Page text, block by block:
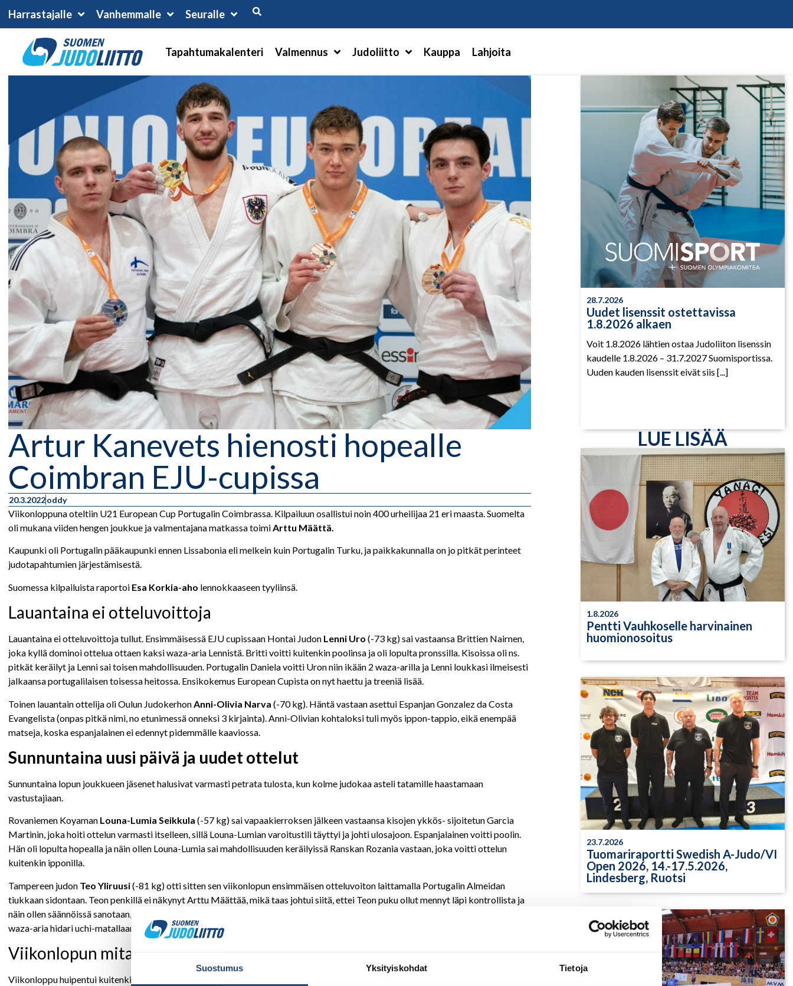
Suostumus Yksityiskohdat Tietoja
Harrastajalle Vanhemmalle Seuralle
Tapahtumakalenteri Valmennus Judoliitto Kauppa Lahjoita
Artur Kanevets hienosti hopealle
Coimbran EJU-cupissa
20.3.2022oddy
Viikonloppuna oteltiin U21 European Cup Portugalin Coimbrassa. Kilpailuun osallistui noin 400 urheilijaa 21 eri maasta. Suomelta
oli mukana viiden hengen joukkue ja valmentajana matkassa toimiArttu Määttä.
Kaupunki oli Portugalin pääkaupunki ennen Lissabonia eli melkein kuin Portugalin Turku, ja paikkakunnalla on jo pitkät perinteet
judotapahtumien järjestämisestä.
Suomessa kilpailuista raportoi Esa Korkia-aho lennokkaaseen tyyliinsä.
Lauantaina ei otteluvoittoja
Lauantaina ei otteluvoittoja tullut. Ensimmäisessä EJU cupissaan Hontai Judon Lenni Uro (-73 kg) sai vastaansa Brittien Nairnen,
joka kyllä dominoi ottelua ottaen kaksi waza-aria Lennistä. Britti voitti kuitenkin poolinsa ja oli lopulta pronssilla. Kisoissa oli ns.
pitkät keräilyt ja Lenni sai toisen mahdollisuuden. Portugalin Daniela voitti Uron niin ikään 2 waza-arilla ja Lenni loukkasi ilmeisesti
jalkaansa portugalilaisen toisessa heitossa. Ensikokemus European Cupista on nyt haettu ja treeniä lisää.
Toinen lauantain ottelija oli Oulun Judokerhon Anni-Olivia Narva (-70 kg). Häntä vastaan asettui Espanjan Gonzalez da Costa
Evangelista (onpas pitkä nimi, no etunimessä onneksi 3 kirjainta). Anni-Olivian kohtaloksi tuli myös ippon-tappio, eikä enempää
matseja, koska espanjalainen ei edennyt pidemmälle kaaviossa.
Sunnuntaina uusi päivä ja uudet ottelut
Sunnuntaina lopun joukkueen jäsenet halusivat varmasti petrata tulosta, kun kolme judokaa asteli tatamille haastamaan
vastustajiaan.
Rovaniemen Koyaman Louna-Lumia Seikkula (-57 kg) sai vapaakierroksen jälkeen vastaansa kisojen ykkös- sijoitetun Garcia
Martinin, joka hoiti ottelun varmasti itselleen, sillä Louna-Lumian varoitustili täyttyi ja johti ulosajoon. Espanjalainen voitti poolin.
Hän oli lopulta hopealla ja näin ollen Louna-Lumia sai mahdollisuuden keräilyissä Ranskan Rozania vastaan, joka voitti ottelun
kuitenkin ipponilla.
Tampereen judon Teo Yliruusi(-81 kg) otti sitten sen viikonlopun ensimmäisen otteluvoiton laittamalla Portugalin Almeidan
tiukkaan sidontaan. Teon penkillä ei näkynyt Arttu Määttää, mikä taas johtui siitä, ettei Teon puku ollut mennyt läpi kontrollista ja
näin ollen säännöissä sanotaan, ettei coach pääse penkille myöskään. Toisessa ottelussa vastaan tuli Hollannin Nicola, joka kaivoi 2
waza-aria hidari uchi-matallaan. Hollantilainen ei voittanut poolia ja näin Teon matsit oli siinä.
Viikonlopun mitali Artur Kanevetsille
Viikonloppu huipentui kuitenkin lopulta, kun Tikkurilan Judokoiden
28.7.2026
Uudet lisenssit ostettavissa
1.8.2026 alkaen
Voit 1.8.2026 lähtien ostaa Judoliiton lisenssin
kaudelle 1.8.2026 – 31.7.2027 Suomisportissa.
Uuden kauden lisenssit eivät siis [...]
LUE LISÄÄ
1.8.2026
Pentti Vauhkoselle harvinainen
huomionosoitus
23.7.2026
Tuomariraportti Swedish A-Judo/VI
Open 2026, 14.-17.5.2026,
Lindesberg, Ruotsi